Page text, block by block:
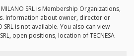
SRL is Membership Organizations,
Information about owner, director or
SRL is not available. You also can view
open positions, location of TECNESA